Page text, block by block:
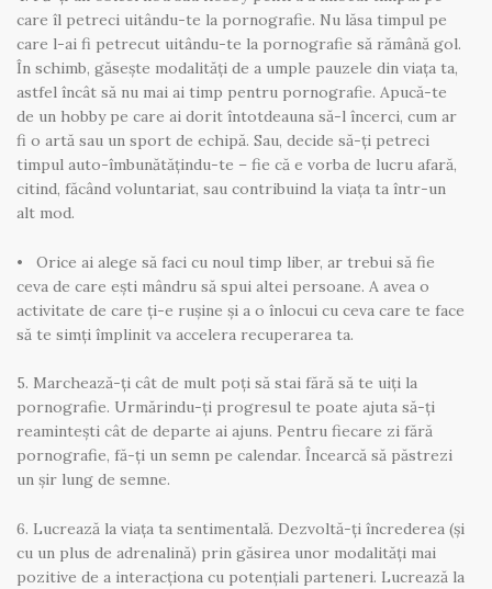
care îl petreci uitându-te la pornografie. Nu lăsa timpul pe
care l-ai fi petrecut uitându-te la pornografie să rămână gol.
În schimb, găsește modalități de a umple pauzele din viața ta,
astfel încât să nu mai ai timp pentru pornografie. Apucă-te
de un hobby pe care ai dorit întotdeauna să-l încerci, cum ar
fi o artă sau un sport de echipă. Sau, decide să-ți petreci
timpul auto-îmbunătățindu-te – fie că e vorba de lucru afară,
citind, făcând voluntariat, sau contribuind la viața ta într-un
alt mod.
• Orice ai alege să faci cu noul timp liber, ar trebui să fie
ceva de care ești mândru să spui altei persoane. A avea o
activitate de care ți-e rușine și a o înlocui cu ceva care te face
să te simți împlinit va accelera recuperarea ta.
5. Marchează-ți cât de mult poți să stai fără să te uiți la
pornografie. Urmărindu-ți progresul te poate ajuta să-ți
reamintești cât de departe ai ajuns. Pentru fiecare zi fără
pornografie, fă-ți un semn pe calendar. Încearcă să păstrezi
un șir lung de semne.
6. Lucrează la viața ta sentimentală. Dezvoltă-ți încrederea (și
cu un plus de adrenalină) prin găsirea unor modalități mai
pozitive de a interacționa cu potențiali parteneri. Lucrează la